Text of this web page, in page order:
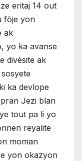
eritaj 14 out
fòje yon
ak
yo ka avanse
divèsite ak
ka devlope
Jezi blan
tout pa li yo
reyalite
moman
yon okazyon